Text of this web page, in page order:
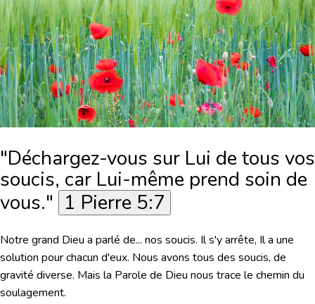
"Déchargez-vous sur Lui de tous vos
soucis, car Lui-même prend soin de
vous." 1 Pierre 5:7
Notre grand Dieu a parlé de... nos soucis. Il s'y arrête, Il a une
solution pour chacun d'eux. Nous avons tous des soucis, de
gravité diverse. Mais la Parole de Dieu nous trace le chemin du
soulagement.